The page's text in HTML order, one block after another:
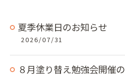
夏季休業日のお知らせ
2026/07/31
８月塗り替え勉強会開催